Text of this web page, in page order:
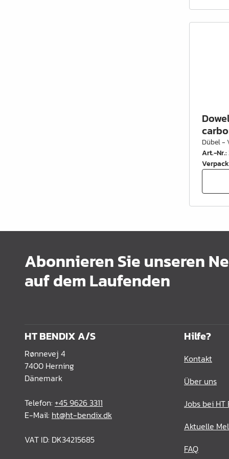
Dübel -
Art.-Nr.:
Abonnieren Sie unseren
auf dem Laufenden
HT BENDIX A/S
Rønnevej 4
7400 Herning
Dänemark
Telefon: +45 9626 3311
E-Mail: ht@ht-bendix.dk
VAT ID: DK34215685
Hilfe?
Kontakt
Über uns
Jobs bei HT
Aktuelle
FAQ